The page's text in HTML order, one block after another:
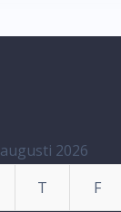
augusti 2026
T F